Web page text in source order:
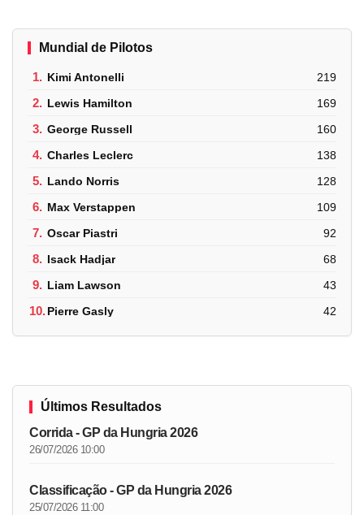
Mundial de Pilotos
1. Kimi Antonelli 219
2. Lewis Hamilton 169
3. George Russell 160
4. Charles Leclerc 138
5. Lando Norris 128
6. Max Verstappen 109
7. Oscar Piastri 92
8. Isack Hadjar 68
9. Liam Lawson 43
10.Pierre Gasly 42
Últimos Resultados
Corrida - GP da Hungria 2026
26/07/2026 10:00
Classificação - GP da Hungria 2026
25/07/2026 11:00